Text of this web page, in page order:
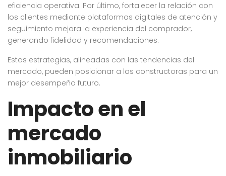
eficiencia operativa. Por último, fortalecer la relación con
los clientes mediante plataformas digitales de atención y
seguimiento mejora la experiencia del comprador,
generando fidelidad y recomendaciones.
Estas estrategias, alineadas con las tendencias del
mercado, pueden posicionar a las constructoras para un
mejor desempeño futuro.
Impacto en el
mercado
inmobiliario